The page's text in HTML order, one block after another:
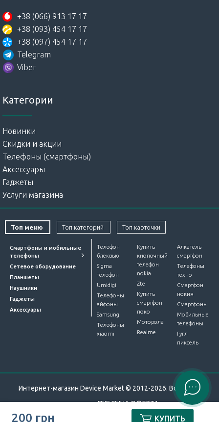
200 грн КУПИТЬ
+38 (066) 913 17 17
+38 (093) 454 17 17
+38 (097) 454 17 17
Telegram
Viber
Категории
Новинки
Скидки и акции
Телефоны (смартфоны)
Аксессуары
Гаджеты
Услуги магазина
Топ меню Топ категорий Топ карточки
Смартфоны и мобильные
телефоны
Сетевое оборудование
Планшеты
Наушники
Гаджеты
Аксессуары
Телефон
блеквью
Sigma
телефон
Umidigi
Телефоны
айфоны
Samsung
Телефоны
xiaomi
Купить
кнопочный
телефон
nokia
Zte
Купить
смартфон
поко
Моторола
Realme
Алкатель
смартфон
Телефоны
техно
Смартфон
нокия
Смартфоны
Мобильные
телефоны
Гугл
пиксель
Интернет-магазин Device Market © 2012-2026. Все права
защищены.ПУБЛІЧНА ОФЕРТА.
Разработали